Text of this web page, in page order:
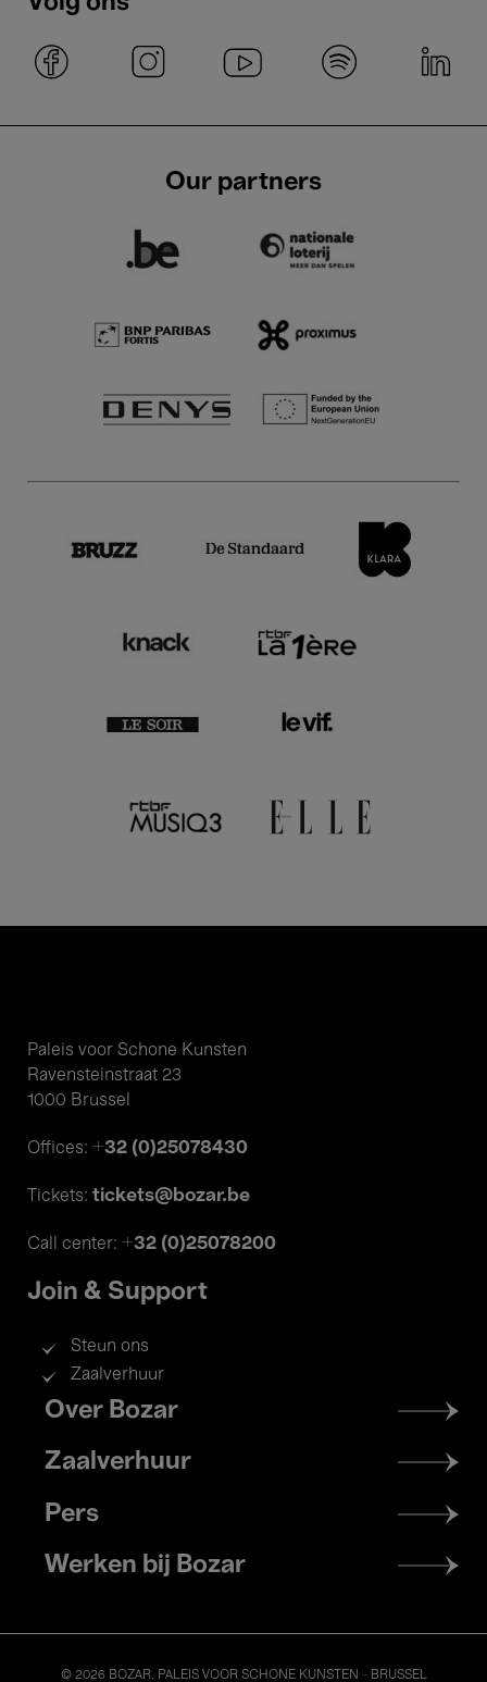
Our partners
Paleis voor Schone Kunsten
Ravensteinstraat 23
1000 Brussel
Offices: +32 (0)25078430
Tickets: tickets@bozar.be
Call center: +32 (0)25078200
Join & Support
Steun ons
Zaalverhuur
Footer
menu
Over Bozar
Zaalverhuur
Pers
Werken bij Bozar
© 2026 BOZAR. PALEIS VOOR SCHONE KUNSTEN - BRUSSEL